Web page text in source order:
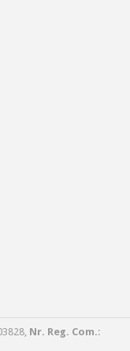
Nr. Reg. Com.: